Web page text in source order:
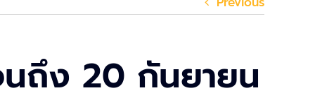
ถึง 20 กันยายน